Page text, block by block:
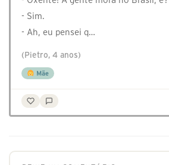
- Sim.
- Ah, eu pensei q…
(Pietro, 4 anos)
Mãe